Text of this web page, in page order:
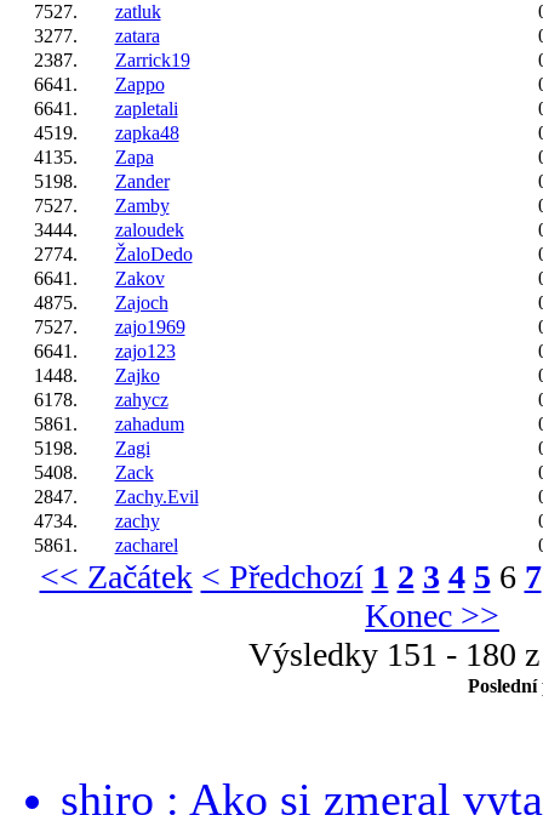
7527.
zatluk
3277.
zatara
2387.
Zarrick19
6641.
Zappo
6641.
zapletali
4519.
zapka48
4135.
Zapa
5198.
Zander
7527.
Zamby
3444.
zaloudek
2774.
ŽaloDedo
6641.
Zakov
4875.
Zajoch
7527.
zajo1969
6641.
zajo123
1448.
Zajko
6178.
zahycz
5861.
zahadum
5198.
Zagi
5408.
Zack
2847.
Zachy.Evil
4734.
zachy
5861.
zacharel
<< Začátek < Předchozí 1 2 3 4 5 6 7
Konec >>
Výsledky 151 - 180
shiro : Ako si zmeral